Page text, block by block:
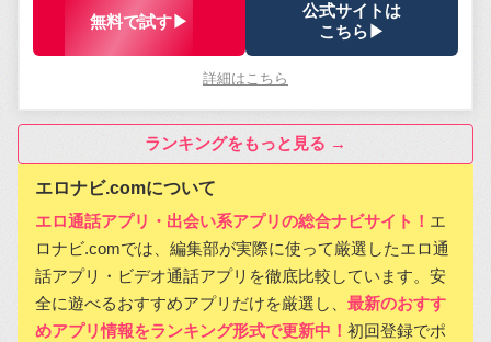
無料で試す▶
公式サイトは
こちら▶
詳細はこちら
ランキングをもっと見る →
エロナビ.comについて
エロ通話アプリ・出会い系アプリの総合ナビサイト！ エ
ロナビ.comでは、編集部が実際に使って厳選したエロ通
話アプリ・ビデオ通話アプリを徹底比較しています。安
全に遊べるおすすめアプリだけを厳選し、 最新のおすす
めアプリ情報をランキング形式で更新中！ 初回登録でポ